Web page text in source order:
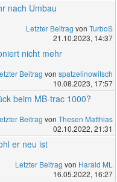
nach Umbau
Letzter Beitrag von TurboS
21.10.2023, 14:37
nicht mehr
Beitrag von spatzelinowitsch
10.08.2023, 17:57
beim MB-trac 1000?
Beitrag von Thesen Matthias
02.10.2022, 21:31
er neu ist
Letzter Beitrag von Harald ML
16.05.2022, 16:27